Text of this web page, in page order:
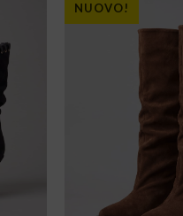
NUOVO!